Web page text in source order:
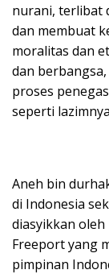
nurani, terlibat
dan membuat
moralitas dan
dan
proses
seperti
Aneh bin
di Indonesia
diasyikkan
Freeport yang
pimpinan